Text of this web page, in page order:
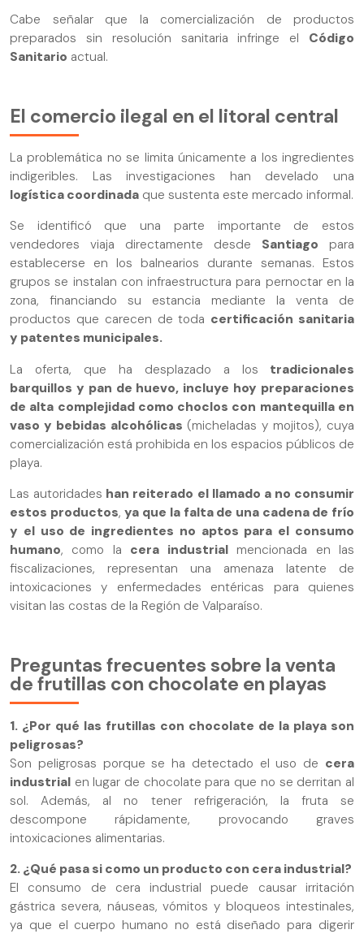
Cabe señalar que la comercialización de productos
preparados sin resolución sanitaria infringe el Código
Sanitario actual.
El comercio ilegal en el litoral central
La problemática no se limita únicamente a los ingredientes
indigeribles. Las investigaciones han develado una
logística coordinada que sustenta este mercado informal.
Se identificó que una parte importante de estos
vendedores viaja directamente desde Santiago para
establecerse en los balnearios durante semanas. Estos
grupos se instalan con infraestructura para pernoctar en la
zona, financiando su estancia mediante la venta de
productos que carecen de toda certificación sanitaria
y patentes municipales.
La oferta, que ha desplazado a los tradicionales
barquillos y pan de huevo, incluye hoy preparaciones
de alta complejidad como choclos con mantequilla en
vaso y bebidas alcohólicas (micheladas y mojitos), cuya
comercialización está prohibida en los espacios públicos de
playa.
Las autoridades han reiterado el llamado a no consumir
estos productos,ya que la falta de una cadena de frío
y el uso de ingredientes no aptos para el consumo
humano, como la cera industrialmencionada en las
fiscalizaciones, representan una amenaza latente de
intoxicaciones y enfermedades entéricas para quienes
visitan las costas de la Región de Valparaíso.
Preguntas frecuentes sobre la venta
de frutillas con chocolate en playas
1. ¿Por qué las frutillas con chocolate de la playa son
peligrosas?
Son peligrosas porque se ha detectado el uso de cera
industrial en lugar de chocolate para que no se derritan al
sol. Además, al no tener refrigeración, la fruta se
descompone rápidamente, provocando graves
intoxicaciones alimentarias.
2. ¿Qué pasa si como un producto con cera industrial?
El consumo de cera industrial puede causar irritación
gástrica severa, náuseas, vómitos y bloqueos intestinales,
ya que el cuerpo humano no está diseñado para digerir